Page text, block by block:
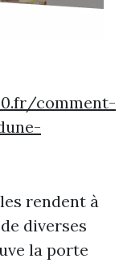
comment-
rendent à
diverses
la porte